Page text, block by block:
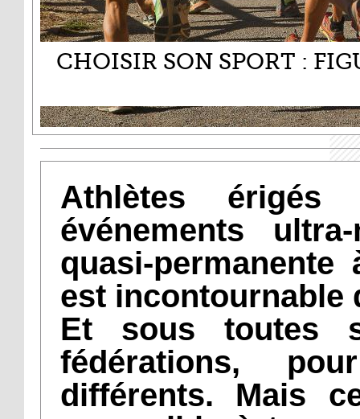
CHOISIR SON SPORT :
Athlètes érigés
événements
quasi-
est incontournable
Et sous toutes
fédérations,
différents. Mais